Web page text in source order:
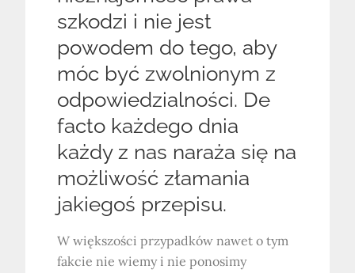
szkodzi i nie jest
powodem do tego, aby
móc być zwolnionym z
odpowiedzialności. De
facto każdego dnia
każdy z nas naraża się na
możliwość złamania
jakiegoś przepisu.
W większości przypadków nawet o tym
fakcie nie wiemy i nie ponosimy